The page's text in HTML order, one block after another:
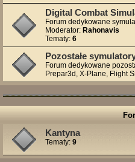
Digital Combat
Forum dedykowane
Moderator: Rahonavis
Tematy: 6
Pozostałe
Forum dedykowane
Prepar3d, X-Plane, Flight
Kantyna
Tematy: 9